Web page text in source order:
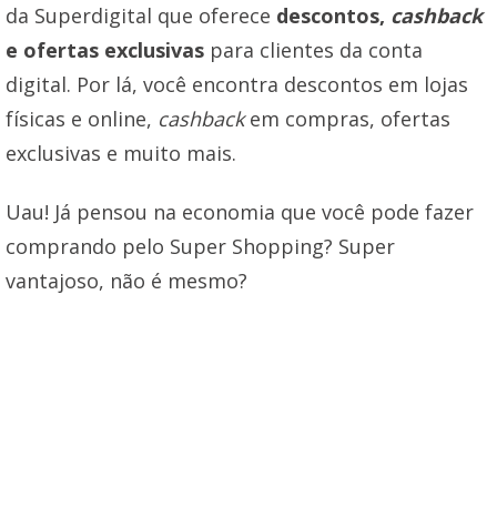
da Superdigital que oferece descontos, cashback
e ofertas exclusivas para clientes da conta
digital. Por lá, você encontra descontos em lojas
físicas e online, cashbackem compras, ofertas
exclusivas e muito mais.
Uau! Já pensou na economia que você pode fazer
comprando pelo Super Shopping? Super
vantajoso, não é mesmo?